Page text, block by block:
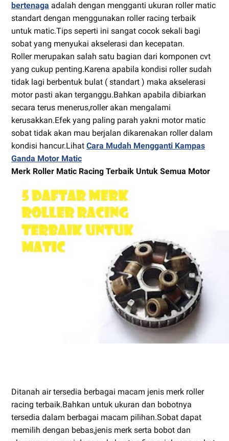
bertenaga adalah dengan mengganti ukuran roller matic
standart dengan menggunakan roller racing terbaik
untuk matic.Tips seperti ini sangat cocok sekali bagi
sobat yang menyukai akselerasi dan kecepatan.
Roller merupakan salah satu bagian dari komponen cvt
yang cukup penting.Karena apabila kondisi roller sudah
tidak lagi berbentuk bulat ( standart ) maka akselerasi
motor pasti akan terganggu.Bahkan apabila dibiarkan
secara terus menerus,roller akan mengalami
kerusakkan.Efek yang paling parah yakni motor matic
sobat tidak akan mau berjalan dikarenakan roller dalam
kondisi hancur.Lihat Cara Mudah Mengganti Kampas
Ganda Motor Matic
Merk Roller Matic Racing Terbaik Untuk Semua Motor
Ditanah air tersedia berbagai macam jenis merk roller
racing terbaik.Bahkan untuk ukuran dan bobotnya
tersedia dalam berbagai macam pilihan.Sobat dapat
memilih dengan bebas,jenis merk serta bobot dan